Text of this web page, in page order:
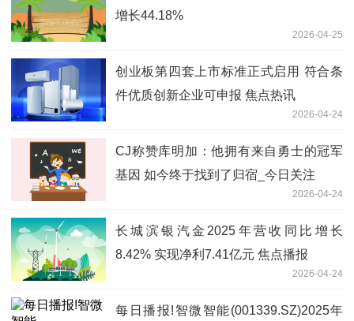
增长44.18%
2026-04-25
创业板第四套上市标准正式启用 符合条
件优质创新企业可申报 焦点热讯
2026-04-24
CJ称赞库明加：他拥有来自勇士的冠军
基因 如今终于找到了归宿_今日关注
2026-04-24
长城滨银汽金2025年营收同比增长
8.42% 实现净利7.41亿元 焦点播报
2026-04-24
每日播报!智微智能(001339.SZ)2025年